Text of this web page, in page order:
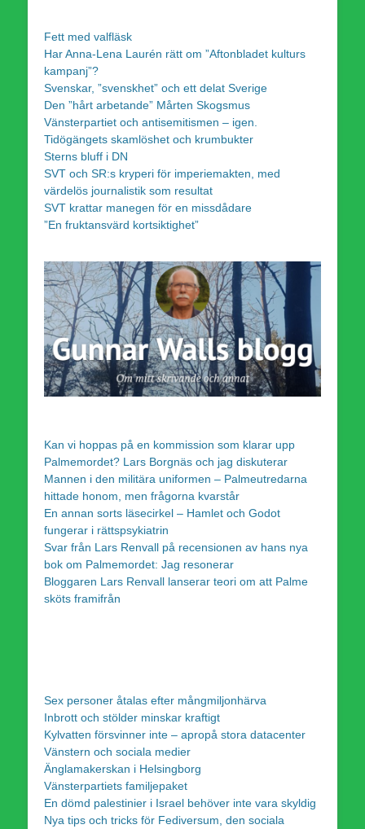
Fett med valfläsk
Har Anna-Lena Laurén rätt om ”Aftonbladet kulturs
kampanj”?
Svenskar, ”svenskhet” och ett delat Sverige
Den ”hårt arbetande” Mårten Skogsmus
Vänsterpartiet och antisemitismen – igen.
Tidögängets skamlöshet och krumbukter
Sterns bluff i DN
SVT och SR:s kryperi för imperiemakten, med
värdelös journalistik som resultat
SVT krattar manegen för en missdådare
”En fruktansvärd kortsiktighet”
Kan vi hoppas på en kommission som klarar upp
Palmemordet? Lars Borgnäs och jag diskuterar
Mannen i den militära uniformen – Palmeutredarna
hittade honom, men frågorna kvarstår
En annan sorts läsecirkel – Hamlet och Godot
fungerar i rättspsykiatrin
Svar från Lars Renvall på recensionen av hans nya
bok om Palmemordet: Jag resonerar
Bloggaren Lars Renvall lanserar teori om att Palme
sköts framifrån
Sex personer åtalas efter mångmiljonhärva
Inbrott och stölder minskar kraftigt
Kylvatten försvinner inte – apropå stora datacenter
Vänstern och sociala medier
Änglamakerskan i Helsingborg
Vänsterpartiets familjepaket
En dömd palestinier i Israel behöver inte vara skyldig
Nya tips och tricks för Fediversum, den sociala